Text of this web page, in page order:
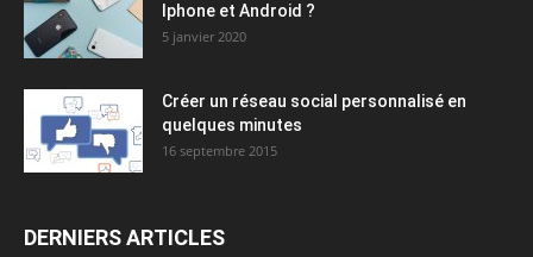
Iphone et Android ?
5 janvier 2020
Créer un réseau social personnalisé en
quelques minutes
16 septembre 2015
DERNIERS ARTICLES